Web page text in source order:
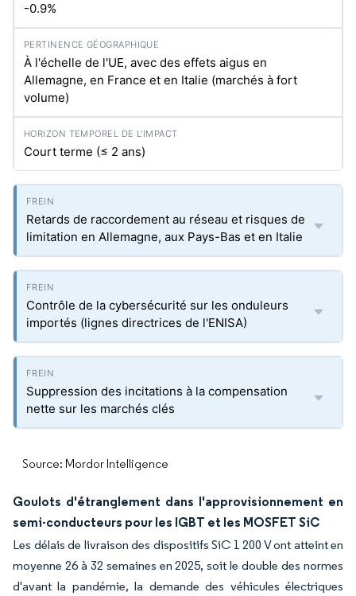
-0.9%
À l'échelle de l'UE, avec des effets aigus en
Allemagne, en France et en Italie (marchés à fort
volume)
Court terme (≤ 2 ans)
Retards de raccordement au réseau et risques de
limitation en Allemagne, aux Pays-Bas et en Italie
Contrôle de la cybersécurité sur les onduleurs
importés (lignes directrices de l'ENISA)
Suppression des incitations à la compensation
nette sur les marchés clés
Source: Mordor Intelligence
Goulots d'étranglement dans l'approvisionnement en
semi-conducteurs pour les IGBT et les MOSFET SiC
Les délais de livraison des dispositifs SiC 1 200 V ont atteint en
moyenne 26 à 32 semaines en 2025, soit le double des normes
d'avant la pandémie, la demande des véhicules électriques